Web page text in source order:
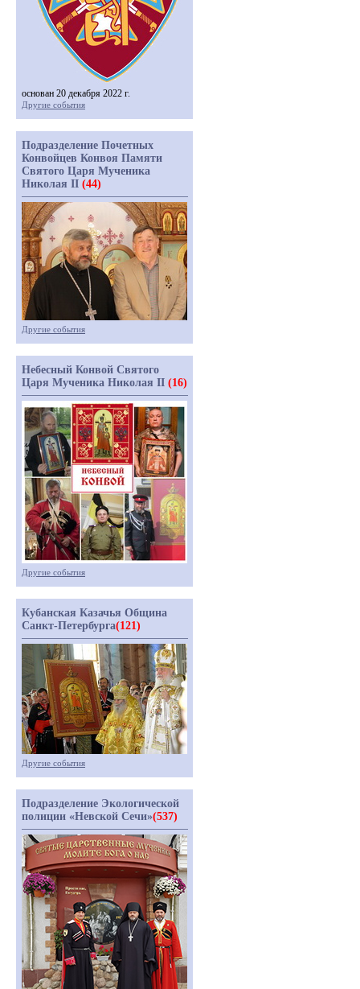
основан 20 декабря 2022 г.
Другие события
Подразделение Почетных
Конвойцев Конвоя Памяти
Святого Царя Мученика
Николая II (44)
Другие события
Небесный Конвой Святого
Царя Мученика Николая II (16)
Другие события
Кубанская Казачья Община
Санкт-Петербурга(121)
Другие события
Подразделение Экологической
полиции «Невской Сечи»(537)